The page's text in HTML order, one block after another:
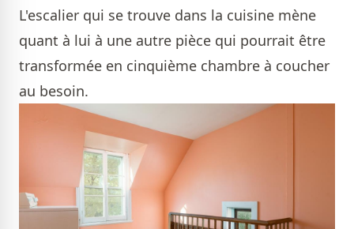
L'escalier qui se trouve dans la cuisine mène
quant à lui à une autre pièce qui pourrait être
transformée en cinquième chambre à coucher
au besoin.